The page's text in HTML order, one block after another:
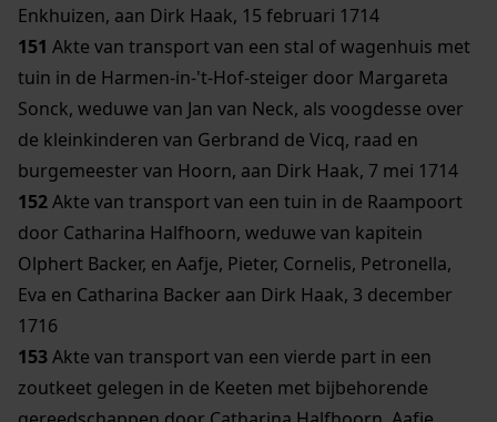
Enkhuizen, aan Dirk Haak, 15 februari 1714
151 Akte van transport van een stal of wagenhuis met
tuin in de Harmen-in-'t-Hof-steiger door Margareta
Sonck, weduwe van Jan van Neck, als voogdesse over
de kleinkinderen van Gerbrand de Vicq, raad en
burgemeester van Hoorn, aan Dirk Haak, 7 mei 1714
152Akte van transport van een tuin in de Raampoort
door Catharina Halfhoorn, weduwe van kapitein
Olphert Backer, en Aafje, Pieter, Cornelis, Petronella,
Eva en Catharina Backer aan Dirk Haak, 3 december
1716
153Akte van transport van een vierde part in een
zoutkeet gelegen in de Keeten met bijbehorende